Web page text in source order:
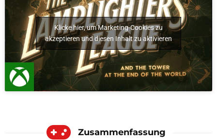
Klicke hier, um Marketing-Cookies zu
akzeptieren und diesen Inhalt zu aktivieren
Zusammenfassung